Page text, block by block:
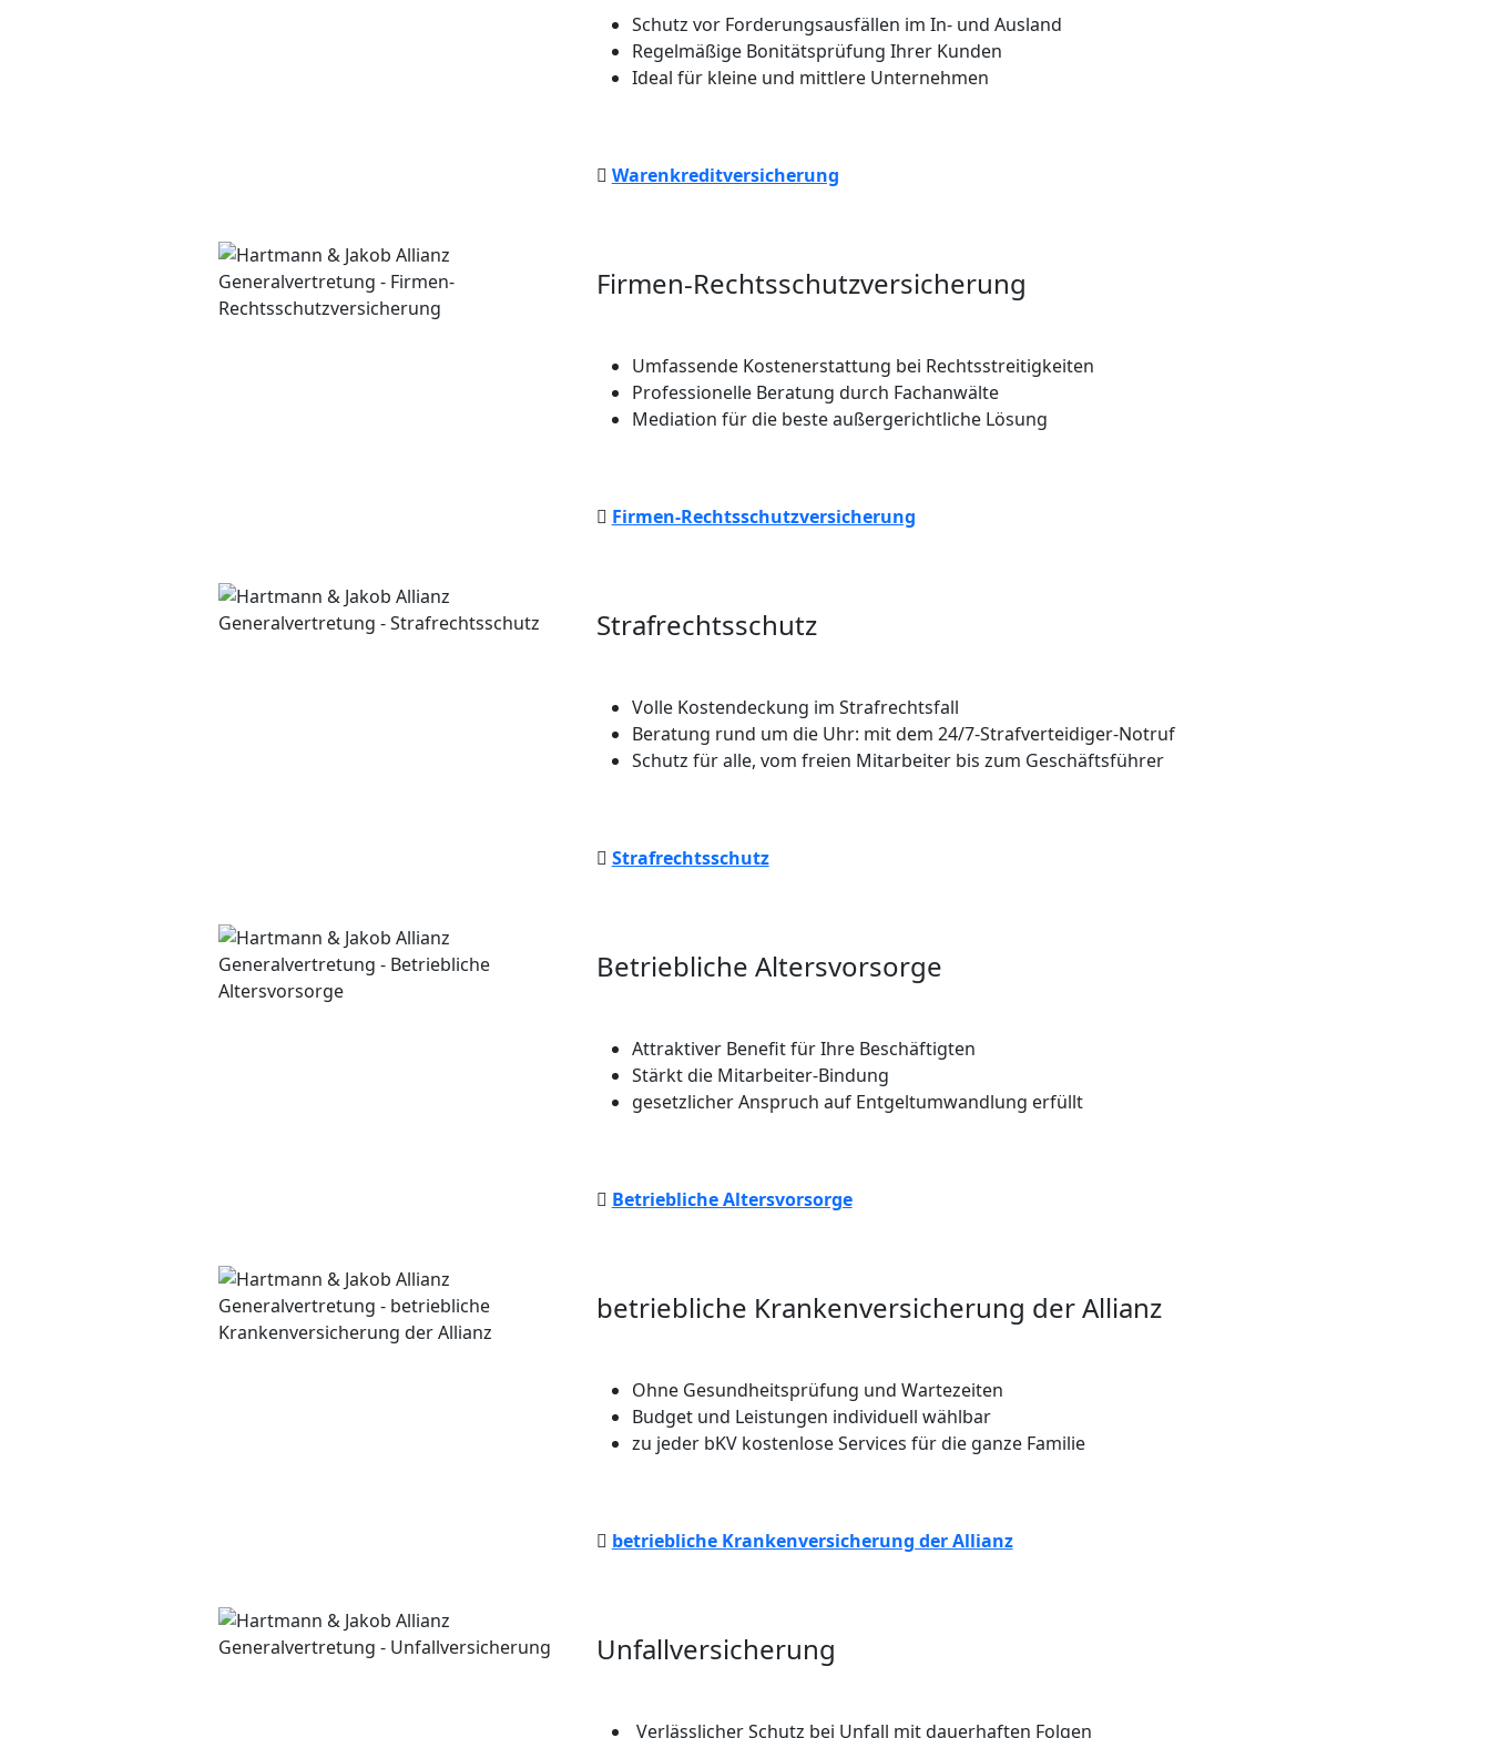
Schutz vor Forderungsausfällen im In- und Ausland
Regelmäßige Bonitätsprüfung Ihrer Kunden
Ideal für kleine und mittlere Unternehmen
Warenkreditversicherung
Firmen-Rechtsschutzversicherung
Umfassende Kostenerstattung bei Rechtsstreitigkeiten
Professionelle Beratung durch Fachanwälte
Mediation für die beste außergerichtliche Lösung
Firmen-Rechtsschutzversicherung
Strafrechtsschutz
Volle Kostendeckung im Strafrechtsfall
Beratung rund um die Uhr: mit dem 24/7-Strafverteidiger-Notruf
Schutz für alle, vom freien Mitarbeiter bis zum Geschäftsführer
Strafrechtsschutz
Betriebliche Altersvorsorge
Attraktiver Benefit für Ihre Beschäftigten
Stärkt die Mitarbeiter-Bindung
gesetzlicher Anspruch auf Entgeltumwandlung erfüllt
Betriebliche Altersvorsorge
betriebliche Krankenversicherung der Allianz
Ohne Gesundheitsprüfung und Wartezeiten
Budget und Leistungen individuell wählbar
zu jeder bKV kostenlose Services für die ganze Familie
betriebliche Krankenversicherung der Allianz
Unfallversicherung
Verlässlicher Schutz bei Unfall mit dauerhaften Folgen